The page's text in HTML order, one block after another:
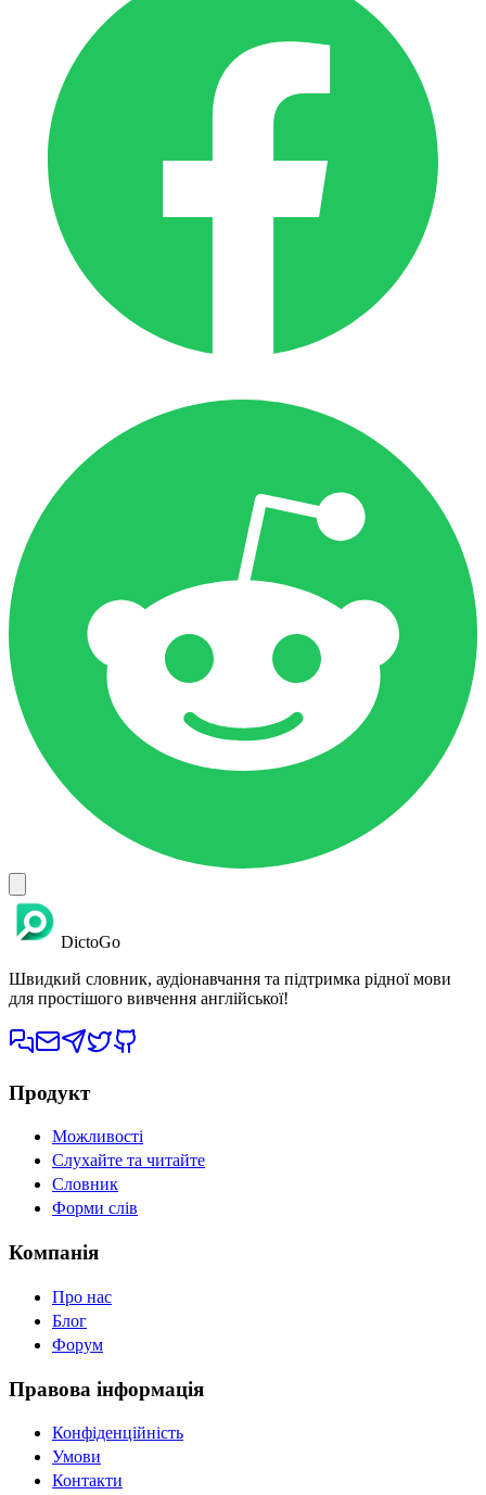
DictoGo
Швидкий словник, аудіонавчання та підтримка рідної мови
для простішого вивчення англійської!
Продукт
Можливості
Слухайте та читайте
Словник
Форми слів
Компанія
Про нас
Блог
Форум
Правова інформація
Конфіденційність
Умови
Контакти